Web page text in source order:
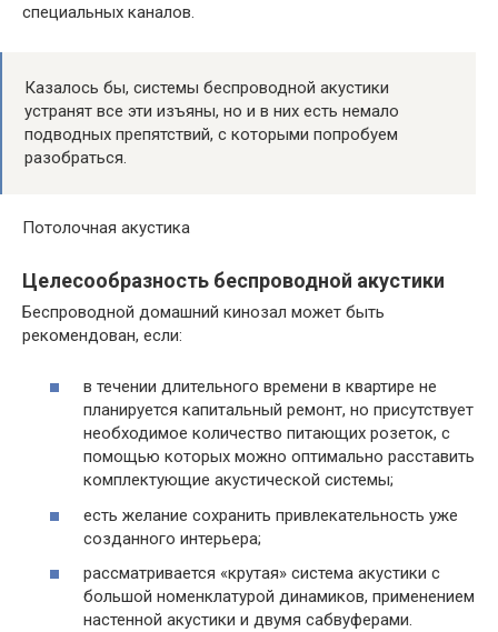
специальных каналов.
Казалось бы, системы беспроводной акустики
устранят все эти изъяны, но и в них есть немало
подводных препятствий, с которыми попробуем
разобраться.
Потолочная акустика
Целесообразность беспроводной акустики
Беспроводной домашний кинозал может быть
рекомендован, если:
в течении длительного времени в квартире не
планируется капитальный ремонт, но присутствует
необходимое количество питающих розеток, с
помощью которых можно оптимально расставить
комплектующие акустической системы;
есть желание сохранить привлекательность уже
созданного интерьера;
рассматривается «крутая» система акустики с
большой номенклатурой динамиков, применением
настенной акустики и двумя сабвуферами.